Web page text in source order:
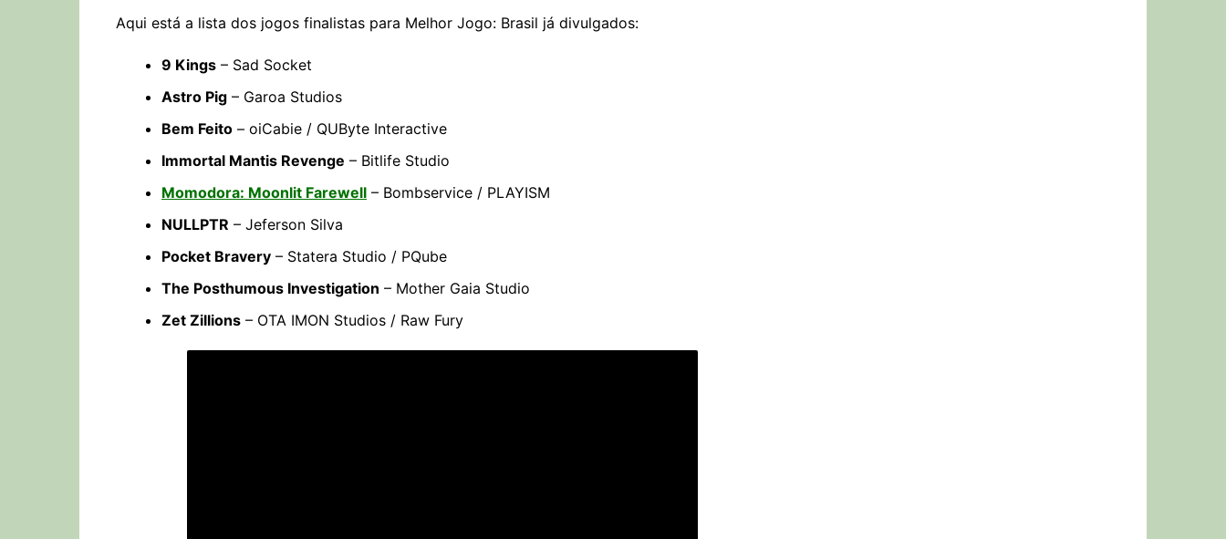
Aqui está a lista dos jogos finalistas para Melhor Jogo: Brasil já divulgados:
9 Kings – Sad Socket
Astro Pig – Garoa Studios
Bem Feito – oiCabie / QUByte Interactive
Immortal Mantis Revenge – Bitlife Studio
Momodora: Moonlit Farewell – Bombservice / PLAYISM
NULLPTR – Jeferson Silva
Pocket Bravery – Statera Studio / PQube
The Posthumous Investigation – Mother Gaia Studio
Zet Zillions – OTA IMON Studios / Raw Fury